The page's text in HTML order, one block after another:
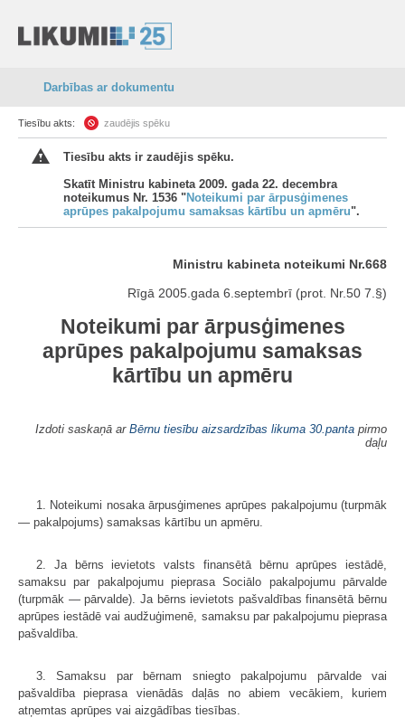
Darbības ar dokumentu
Tiesību akts: zaudējis spēku
Tiesību akts ir zaudējis spēku.
Skatīt Ministru kabineta 2009. gada 22. decembra
noteikumus Nr. 1536 "Noteikumi par ārpusģimenes
aprūpes pakalpojumu samaksas kārtību un apmēru".
Ministru kabineta noteikumi Nr.668
Rīgā 2005.gada 6.septembrī (prot. Nr.50 7.§)
Noteikumi par ārpusģimenes
aprūpes pakalpojumu samaksas
kārtību un apmēru
Izdoti saskaņā ar Bērnu tiesību aizsardzības likuma 30.panta pirmo
daļu
1. Noteikumi nosaka ārpusģimenes aprūpes pakalpojumu (turpmāk
— pakalpojums) samaksas kārtību un apmēru.
2. Ja bērns ievietots valsts finansētā bērnu aprūpes iestādē,
samaksu par pakalpojumu pieprasa Sociālo pakalpojumu pārvalde
(turpmāk — pārvalde). Ja bērns ievietots pašvaldības finansētā bērnu
aprūpes iestādē vai audžuģimenē, samaksu par pakalpojumu pieprasa
pašvaldība.
3. Samaksu par bērnam sniegto pakalpojumu pārvalde vai
pašvaldība pieprasa vienādās daļās no abiem vecākiem, kuriem
atņemtas aprūpes vai aizgādības tiesības.